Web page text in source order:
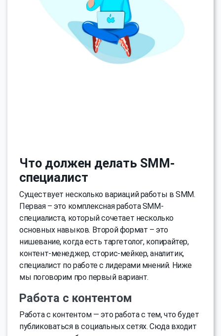
Что должен делать SMM-
специалист
Существует несколько вариаций работы в SMM.
Первая – это комплексная работа SMM-
специалиста, который сочетает несколько
основных навыков. Второй формат – это
нишевание, когда есть таргетолог, копирайтер,
контент-менеджер, сторис-мейкер, аналитик,
специалист по работе с лидерами мнений. Ниже
мы поговорим про первый вариант.
Работа с контентом
Работа с контентом — это работа с тем, что будет
публиковаться в социальных сетях. Сюда входит